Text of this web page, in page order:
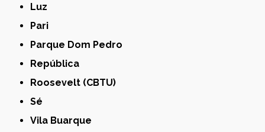
Luz
Pari
Parque Dom Pedro
República
Roosevelt (CBTU)
Sé
Vila Buarque